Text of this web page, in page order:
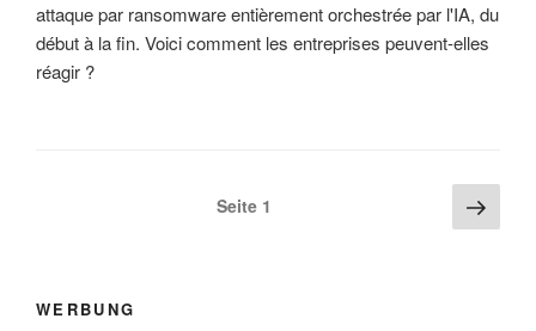
attaque par ransomware entièrement orchestrée par l'IA, du
début à la fin. Voici comment les entreprises peuvent-elles
réagir ?
BeitragsnavigationSeite 1
Seite
WERBUNG